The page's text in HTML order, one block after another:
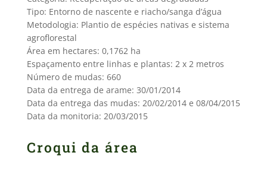
Tipo: Entorno de nascente e riacho/sanga d’água
Metodologia: Plantio de espécies nativas e sistema
agroflorestal
Área em hectares: 0,1762 ha
Espaçamento entre linhas e plantas: 2 x 2 metros
Número de mudas: 660
Data da entrega de arame: 30/01/2014
Data da entrega das mudas: 20/02/2014 e 08/04/2015
Data da monitoria: 20/03/2015
Croqui da área